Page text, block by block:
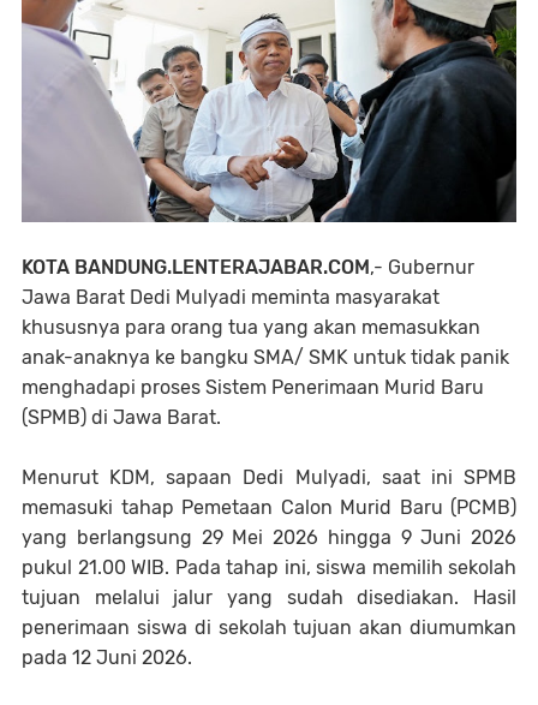
KOTA BANDUNG.LENTERAJABAR.COM ,- Gubernur
Jawa Barat Dedi Mulyadi meminta masyarakat
khususnya para orang tua yang akan memasukkan
anak-anaknya ke bangku SMA/ SMK untuk tidak panik
menghadapi proses Sistem Penerimaan Murid Baru
(SPMB) di Jawa Barat.
Menurut KDM, sapaan Dedi Mulyadi, saat ini SPMB
memasuki tahap Pemetaan Calon Murid Baru (PCMB)
yang berlangsung 29 Mei 2026 hingga 9 Juni 2026
pukul 21.00 WIB. Pada tahap ini, siswa memilih sekolah
tujuan melalui jalur yang sudah disediakan. Hasil
penerimaan siswa di sekolah tujuan akan diumumkan
pada 12 Juni 2026.